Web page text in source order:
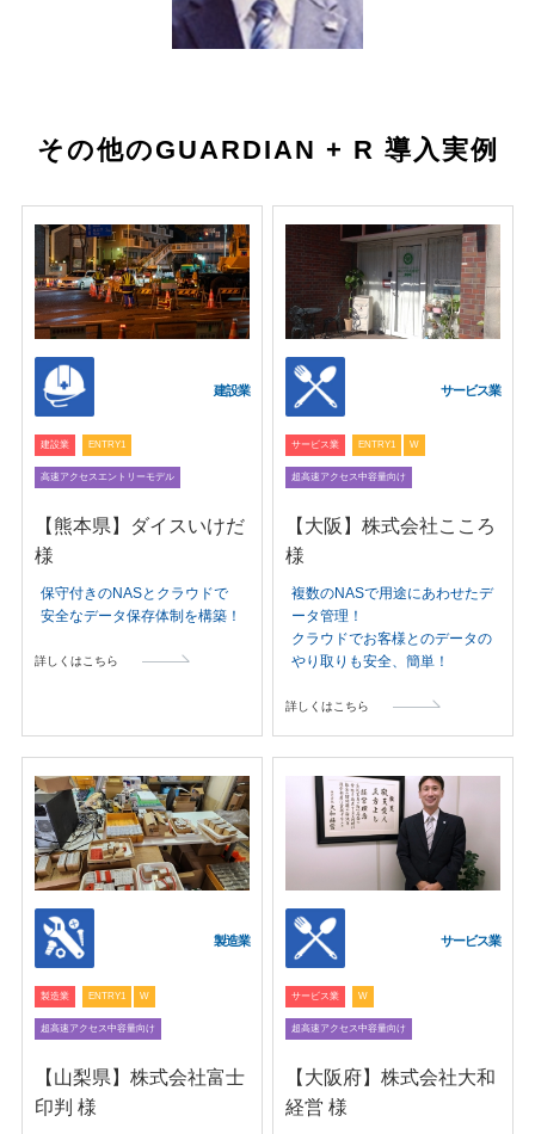
その他のGUARDIAN + R 導入実例
建設業
建設業 ENTRY1
高速アクセスエントリーモデル
【熊本県】ダイスいけだ
様
保守付きのNASとクラウドで
安全なデータ保存体制を構築！
詳しくはこちら
サービス業
サービス業 ENTRY1 W
超高速アクセス中容量向け
【大阪】株式会社こころ
様
複数のNASで用途にあわせたデ
ータ管理！
クラウドでお客様とのデータの
やり取りも安全、簡単！
詳しくはこちら
製造業
製造業 ENTRY1 W
超高速アクセス中容量向け
【山梨県】株式会社富士
印判 様
サービス業
サービス業 W
超高速アクセス中容量向け
【大阪府】株式会社大和
経営 様